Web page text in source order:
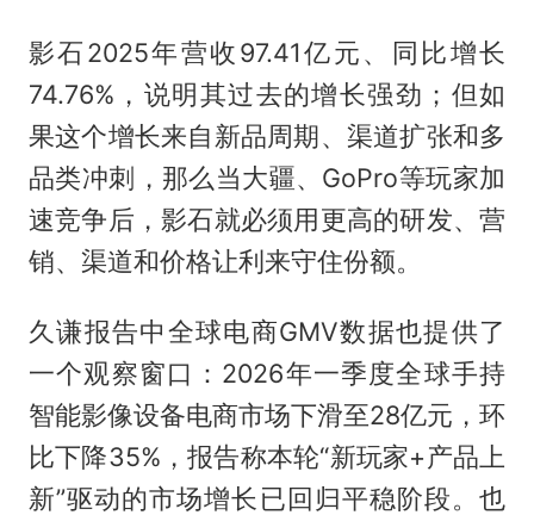
影石2025年营收97.41亿元、同比增长
74.76%，说明其过去的增长强劲；但如
果这个增长来自新品周期、渠道扩张和多
品类冲刺，那么当大疆、GoPro等玩家加
速竞争后，影石就必须用更高的研发、营
销、渠道和价格让利来守住份额。
久谦报告中全球电商GMV数据也提供了
一个观察窗口：2026年一季度全球手持
智能影像设备电商市场下滑至28亿元，环
比下降35%，报告称本轮“新玩家+产品上
新”驱动的市场增长已回归平稳阶段。也